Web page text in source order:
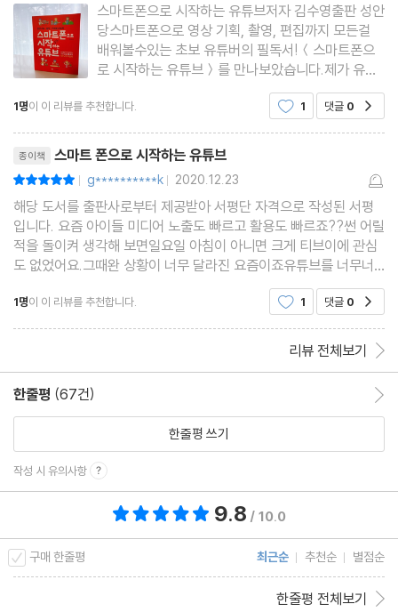
15 크로마키로 나만의 로고 만들기
02 무료 소스를 활용하자
03 내 유튜브 채널을 만들자
04 영상 업로드, 이렇게 해보자
05 내 채널 효과적으로 운영하기
06 유튜브에서 제공하는 다양한 기능 활용하기
스마트폰으로 시작하는 유튜브저자 김수영출판 성안
당스마트폰으로 영상 기획, 촬영, 편집까지 모든걸
배워볼수있는 초보 유튜버의 필독서!＜스마트폰으
로 시작하는 유튜브＞를 만나보았습니다.제가 유튜
브를 시작한지 벌써 2달이 되어가네요.처음에는 정
말 버벅거렸는데, 지금은 어느정도 방향을 잡아가고
늘리면서 노력중이랍니다.하지
1명이 이 리뷰를 추천합니다. 1 댓글 0
종이책 스마트 폰으로 시작하는 유튜브
| g**********k | 2020.12.23
해당 도서를 출판사로부터 제공받아 서평단 자격으로 작성된 서평
입니다. 요즘 아이들 미디어 노출도 빠르고 활용도 빠르죠??썬 어릴
적을 돌이켜 생각해 보면일요일 아침이 아니면 크게 티브이에 관심
도 없었어요.그때완 상황이 너무 달라진 요즘이죠유튜브를 너무너
무 좋아하는 똥꼬언어의 장벽은 동영상을 검색하는데 아무런 제약
이 되지 않더라고요.누가 가르쳐 준 적이 없는데 음성
1명이 이 리뷰를 추천합니다. 1 댓글 0
리뷰 전체보기
한줄평 (67건)
한줄평 쓰기
작성 시 유의사항
9.8 / 10.0
구매 한줄평 최근순 추천순 별점순
한줄평 전체보기